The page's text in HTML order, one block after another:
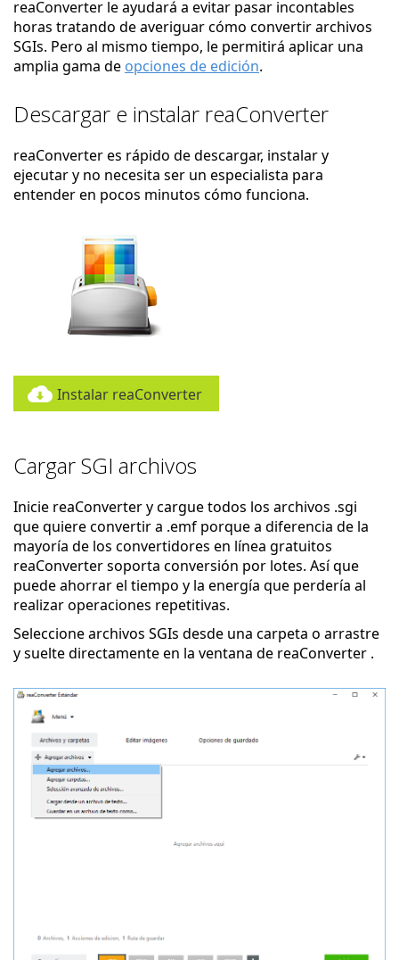
reaConverter le ayudará a evitar pasar incontables
horas tratando de averiguar cómo convertir archivos
SGIs. Pero al mismo tiempo, le permitirá aplicar una
amplia gama de opciones de edición.
Descargar e instalar reaConverter
reaConverter es rápido de descargar, instalar y
ejecutar y no necesita ser un especialista para
entender en pocos minutos cómo funciona.
Instalar reaConverter
Cargar SGI archivos
Inicie reaConverter y cargue todos los archivos .sgi
que quiere convertir a .emf porque a diferencia de la
mayoría de los convertidores en línea gratuitos
reaConverter soporta conversión por lotes. Así que
puede ahorrar el tiempo y la energía que perdería al
realizar operaciones repetitivas.
Seleccione archivos SGIs desde una carpeta o arrastre
y suelte directamente en la ventana de reaConverter .